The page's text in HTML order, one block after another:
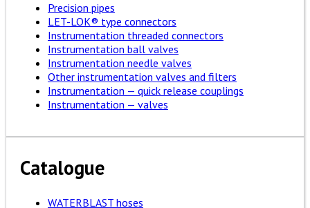
Precision pipes
LET-LOK® type connectors
Instrumentation threaded connectors
Instrumentation ball valves
Instrumentation needle valves
Other instrumentation valves and filters
Instrumentation — quick release couplings
Instrumentation — valves
Catalogue
WATERBLAST hoses